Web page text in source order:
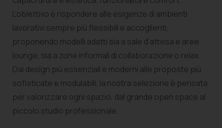
L’obiettivo è rispondere alle esigenze di ambienti
lavorativi sempre più flessibili e accoglienti,
proponendo modelli adatti sia a sale d’attesa e aree
lounge, sia a zone informali di collaborazione o relax.
Dai design più essenziali e moderni alle proposte più
sofisticate e modulabili, la nostra selezione è pensata
per valorizzare ogni spazio, dal grande open space al
piccolo studio professionale.